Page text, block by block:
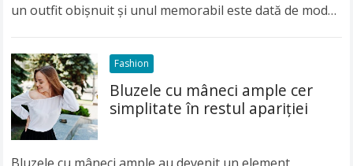
un outfit obișnuit și unul memorabil este dată de modul
Fashion
Bluzele cu mâneci ample cer
simplitate în restul apariției